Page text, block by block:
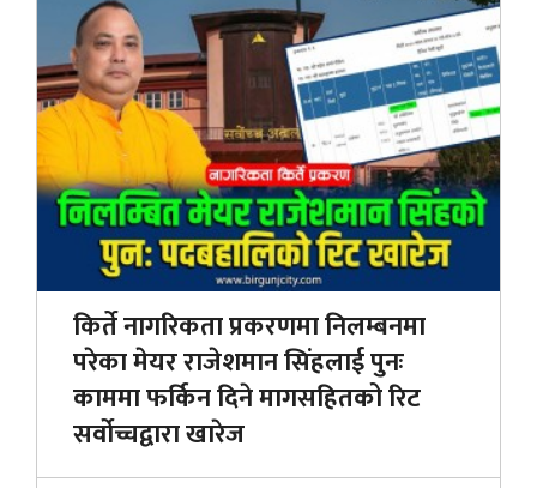
किर्ते नागरिकता प्रकरणमा निलम्बनमा
परेका मेयर राजेशमान सिंहलाई पुनः
काममा फर्किन दिने मागसहितको रिट
सर्वोच्चद्वारा खारेज